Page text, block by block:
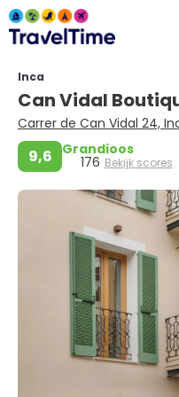
Inca
Can Vidal
Carrer de Can Vidal 24,
9,6 Grandioos
176 Bekijk scores